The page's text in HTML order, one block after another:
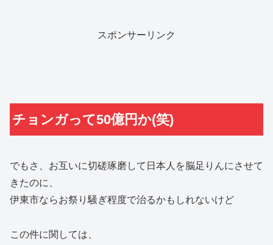
スポンサーリンク
チョンガって50億円か(笑)
でもさ、お互いに切磋琢磨して日本人を脳足りんにさせて
きたのに、
伊東市ならお祭り騒ぎ程度で治るかもしれないけど
この件に関しては、